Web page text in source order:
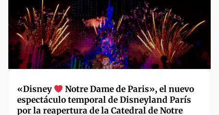
«Disney
Notre Dame de Paris», el nuevo
espectáculo temporal de Disneyland París
por la reapertura de la Catedral de Notre